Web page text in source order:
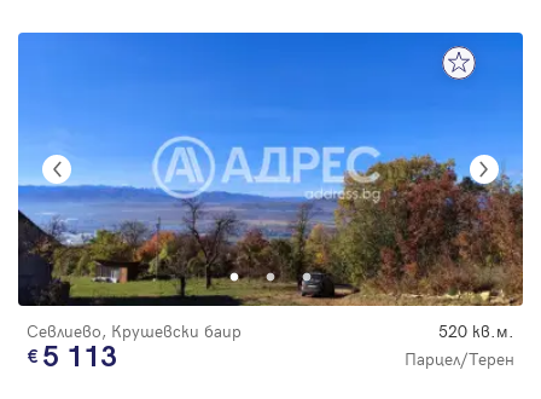
Севлиево, Крушевски баир 520 кв.м.
5 113 Парцел/Терен